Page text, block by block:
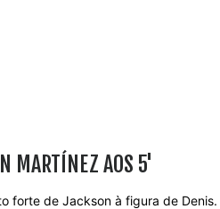
MARTÍNEZ AOS 5'
forte de Jackson à figura de Denis.